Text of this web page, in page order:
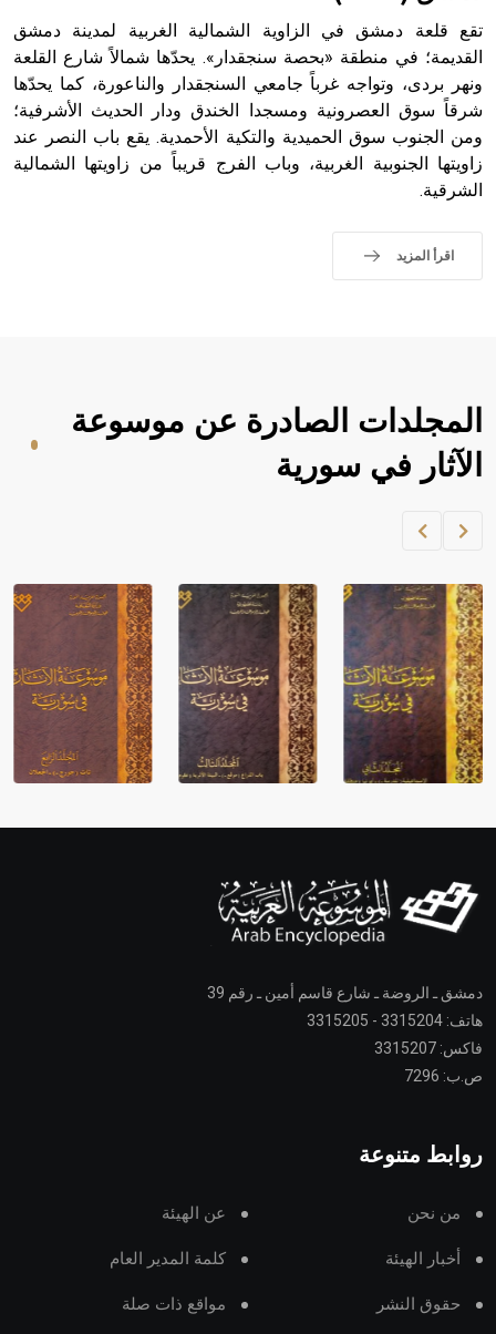
تقع قلعة دمشق في الزاوية الشمالية الغربية لمدينة دمشق
القديمة؛ في منطقة «بحصة سنجقدار». يحدّها شمالاً شارع القلعة
ونهر بردى، وتواجه غرباً جامعي السنجقدار والناعورة، كما يحدّها
شرقاً سوق العصرونية ومسجدا الخندق ودار الحديث الأشرفية؛
ومن الجنوب سوق الحميدية والتكية الأحمدية. يقع باب النصر عند
زاويتها الجنوبية الغربية، وباب الفرج قريباً من زاويتها الشمالية
الشرقية.
اقرأ المزيد
المجلدات الصادرة عن موسوعة
الآثار في سورية
دمشق ـ الروضة ـ شارع قاسم أمين ـ رقم 39
هاتف: 3315204 - 3315205
فاكس: 3315207
ص.ب: 7296
روابط متنوعة
من نحن عن الهيئة
أخبار الهيئة كلمة المدير العام
حقوق النشر مواقع ذات صلة